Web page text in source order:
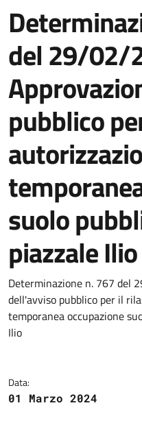
del 29/02/
pubblico
suolo
piazzale Ilio
Dettagli del
Determinazione n. 767 del
dell'avviso pubblico per il
temporanea occupazione
Ilio
Data:
01 Marzo 2024